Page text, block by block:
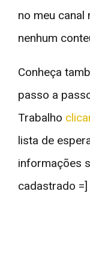
no meu canal
nenhum
Conheça
passo a
Trabalho
lista de
informações
cadastrado =]